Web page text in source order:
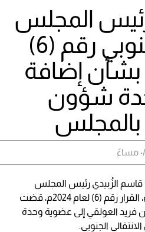
المجلس
الانتقالي الجنوبي رقم (6)
2024م بشأن إضافة
شؤون
قاسم الزُبيدي رئيس المجلس
الانتقالي الجنوبي، اليوم الثلاثاء، القرار رقم (6) لعام 2024م، قضت
فريد العولقي إلى عضوية وحدة
الجنوبي.